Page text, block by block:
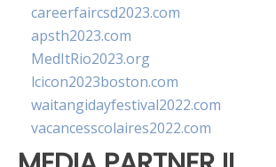
careerfaircsd2023.com
apsth2023.com
MedItRio2023.org
lcicon2023boston.com
waitangidayfestival2022.com
vacancesscolaires2022.com